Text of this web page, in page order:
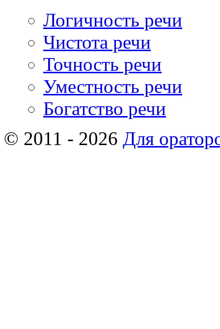
Логичность речи
Чистота речи
Точность речи
Уместность речи
Богатство речи
© 2011 - 2026 Для